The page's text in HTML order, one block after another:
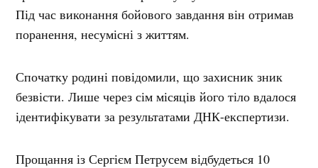
Під час виконання бойового завдання він отримав
поранення, несумісні з життям.
Спочатку родині повідомили, що захисник зник
безвісти. Лише через сім місяців його тіло вдалося
ідентифікувати за результатами ДНК-експертизи.
Прощання із Сергієм Петрусем відбудеться 10